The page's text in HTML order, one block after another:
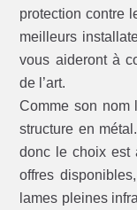
protection contre
meilleurs
vous aideront à
de l’art.
Comme son nom
structure en
donc le choix est
offres
lames pleines